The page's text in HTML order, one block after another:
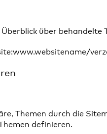
über
Themen durch die
definieren.